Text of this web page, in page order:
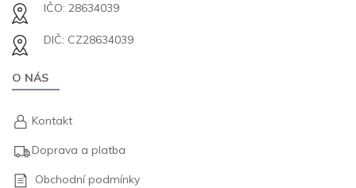
IČO: 28634039
DIČ: CZ28634039
O NÁS
Kontakt
Doprava a platba
Obchodní podmínky